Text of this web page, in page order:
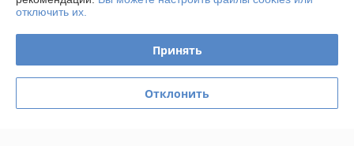
Полная версия сайта
Политика обработки cookies
отключить их.
Принять
Отклонить